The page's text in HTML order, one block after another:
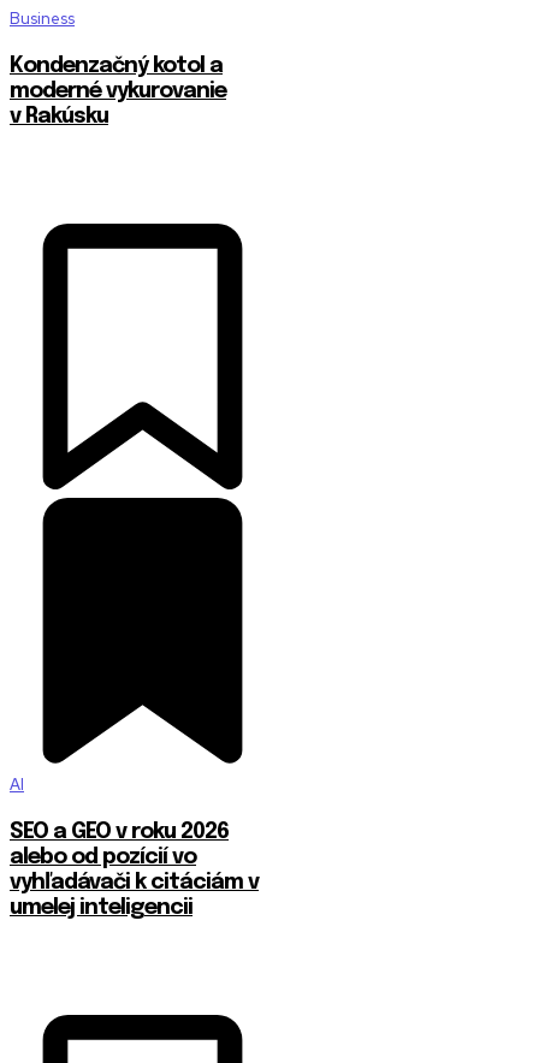
Business
Kondenzačný kotol a
moderné vykurovanie
v Rakúsku
AI
SEO a GEO v roku 2026
alebo od pozícií vo
vyhľadávači k citáciám v
umelej inteligencii